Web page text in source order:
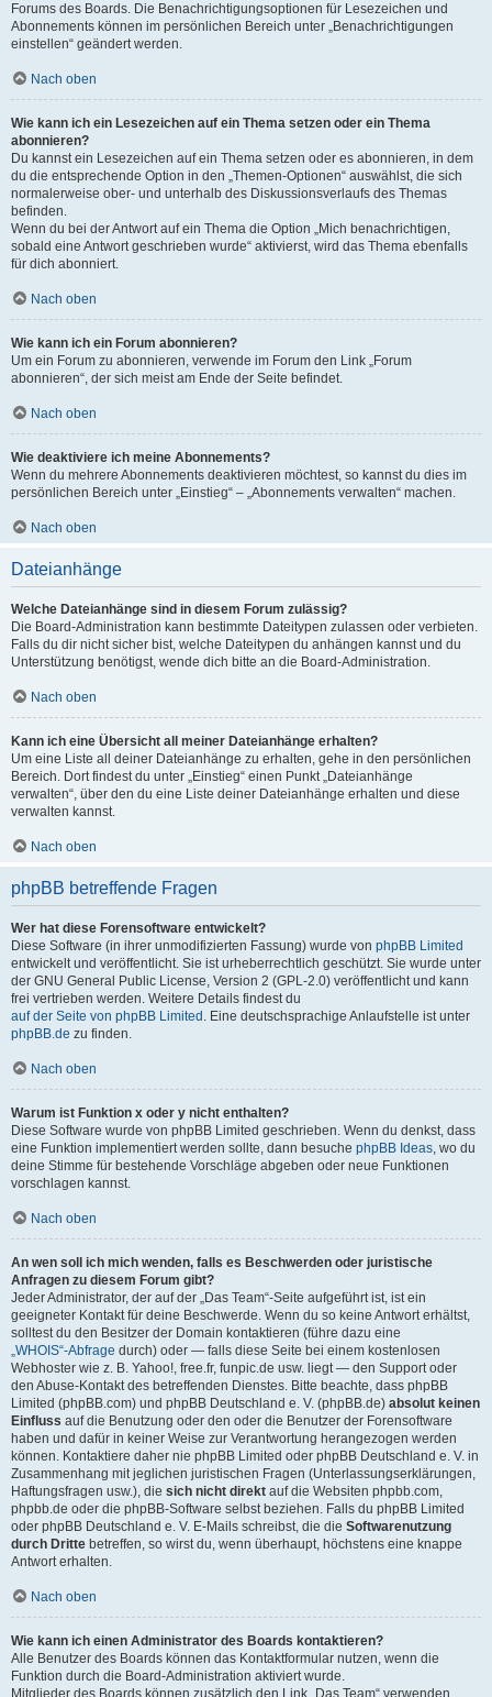
Forums des Boards. Die Benachrichtigungsoptionen für Lesezeichen und
Abonnements können im persönlichen Bereich unter „Benachrichtigungen
einstellen“ geändert werden.
Nach oben
Wie kann ich ein Lesezeichen auf ein Thema setzen oder ein Thema
abonnieren?
Du kannst ein Lesezeichen auf ein Thema setzen oder es abonnieren, in dem
du die entsprechende Option in den „Themen-Optionen“ auswählst, die sich
normalerweise ober- und unterhalb des Diskussionsverlaufs des Themas
befinden.
Wenn du bei der Antwort auf ein Thema die Option „Mich benachrichtigen,
sobald eine Antwort geschrieben wurde“ aktivierst, wird das Thema ebenfalls
für dich abonniert.
Nach oben
Wie kann ich ein Forum abonnieren?
Um ein Forum zu abonnieren, verwende im Forum den Link „Forum
abonnieren“, der sich meist am Ende der Seite befindet.
Nach oben
Wie deaktiviere ich meine Abonnements?
Wenn du mehrere Abonnements deaktivieren möchtest, so kannst du dies im
persönlichen Bereich unter „Einstieg“ – „Abonnements verwalten“ machen.
Nach oben
Dateianhänge
Welche Dateianhänge sind in diesem Forum zulässig?
Die Board-Administration kann bestimmte Dateitypen zulassen oder verbieten.
Falls du dir nicht sicher bist, welche Dateitypen du anhängen kannst und du
Unterstützung benötigst, wende dich bitte an die Board-Administration.
Nach oben
Kann ich eine Übersicht all meiner Dateianhänge erhalten?
Um eine Liste all deiner Dateianhänge zu erhalten, gehe in den persönlichen
Bereich. Dort findest du unter „Einstieg“ einen Punkt „Dateianhänge
verwalten“, über den du eine Liste deiner Dateianhänge erhalten und diese
verwalten kannst.
Nach oben
phpBB betreffende Fragen
Wer hat diese Forensoftware entwickelt?
Diese Software (in ihrer unmodifizierten Fassung) wurde von phpBB Limited
entwickelt und veröffentlicht. Sie ist urheberrechtlich geschützt. Sie wurde unter
der GNU General Public License, Version 2 (GPL-2.0) veröffentlicht und kann
frei vertrieben werden. Weitere Details findest du
auf der Seite von phpBB Limited . Eine deutschsprachige Anlaufstelle ist unter
phpBB.de zu finden.
Nach oben
Warum ist Funktion x oder y nicht enthalten?
Diese Software wurde von phpBB Limited geschrieben. Wenn du denkst, dass
eine Funktion implementiert werden sollte, dann besuche phpBB Ideas, wo du
deine Stimme für bestehende Vorschläge abgeben oder neue Funktionen
vorschlagen kannst.
Nach oben
An wen soll ich mich wenden, falls es Beschwerden oder juristische
Anfragen zu diesem Forum gibt?
Jeder Administrator, der auf der „Das Team“-Seite aufgeführt ist, ist ein
geeigneter Kontakt für deine Beschwerde. Wenn du so keine Antwort erhältst,
solltest du den Besitzer der Domain kontaktieren (führe dazu eine
„WHOIS“-Abfrage durch) oder — falls diese Seite bei einem kostenlosen
Webhoster wie z. B. Yahoo!, free.fr, funpic.de usw. liegt — den Support oder
den Abuse-Kontakt des betreffenden Dienstes. Bitte beachte, dass phpBB
Limited (phpBB.com) und phpBB Deutschland e. V. (phpBB.de) absolut keinen
Einfluss auf die Benutzung oder den oder die Benutzer der Forensoftware
haben und dafür in keiner Weise zur Verantwortung herangezogen werden
können. Kontaktiere daher nie phpBB Limited oder phpBB Deutschland e. V. in
Zusammenhang mit jeglichen juristischen Fragen (Unterlassungserklärungen,
Haftungsfragen usw.), die sich nicht direkt auf die Websiten phpbb.com,
phpbb.de oder die phpBB-Software selbst beziehen. Falls du phpBB Limited
oder phpBB Deutschland e. V. E-Mails schreibst, die die Softwarenutzung
durch Dritte betreffen, so wirst du, wenn überhaupt, höchstens eine knappe
Antwort erhalten.
Nach oben
Wie kann ich einen Administrator des Boards kontaktieren?
Alle Benutzer des Boards können das Kontaktformular nutzen, wenn die
Funktion durch die Board-Administration aktiviert wurde.
Mitglieder des Boards können zusätzlich den Link „Das Team“ verwenden.